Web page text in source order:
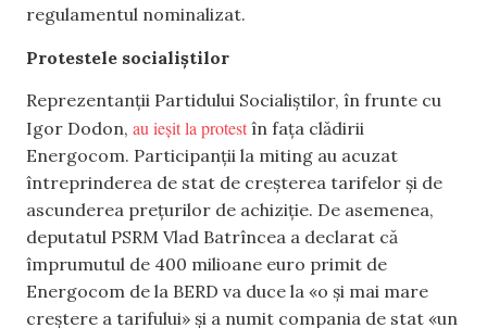
regulamentul nominalizat.
Protestele socialiștilor
Reprezentanții Partidului Socialiștilor, în frunte cu
Igor Dodon, au ieșit la protest în fața clădirii
Energocom. Participanții la miting au acuzat
întreprinderea de stat de creșterea tarifelor și de
ascunderea prețurilor de achiziție. De asemenea,
deputatul PSRM Vlad Batrîncea a declarat că
împrumutul de 400 milioane euro primit de
Energocom de la BERD va duce la «o și mai mare
creștere a tarifului» și a numit compania de stat «un